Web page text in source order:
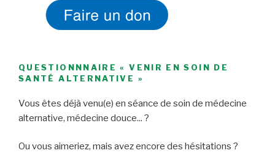
QUESTIONNNAIRE « VENIR EN SOIN DE
SANTÉ ALTERNATIVE »
Vous êtes déjà venu(e) en séance de soin de médecine
alternative, médecine douce... ?
Ou vous aimeriez, mais avez encore des hésitations ?